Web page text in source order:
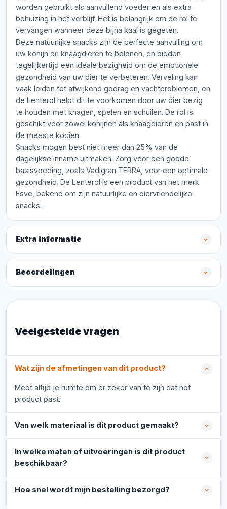
worden gebruikt als aanvullend voeder en als extra
behuizing in het verblijf. Het is belangrijk om de rol te
vervangen wanneer deze bijna kaal is gegeten.
Deze natuurlijke snacks zijn de perfecte aanvulling om
uw konijn en knaagdieren te belonen, en bieden
tegelijkertijd een ideale bezigheid om de emotionele
gezondheid van uw dier te verbeteren. Verveling kan
vaak leiden tot afwijkend gedrag en vachtproblemen, en
de Lenterol helpt dit te voorkomen door uw dier bezig
te houden met knagen, spelen en schuilen. De rol is
geschikt voor zowel konijnen als knaagdieren en past in
de meeste kooien.
Snacks mogen best niet meer dan 25% van de
dagelijkse inname uitmaken. Zorg voor een goede
basisvoeding, zoals Vadigran TERRA, voor een optimale
gezondheid. De Lenterol is een product van het merk
Esve, bekend om zijn natuurlijke en diervriendelijke
snacks.
Extra informatie
Beoordelingen
Veelgestelde vragen
Wat zijn de afmetingen van dit product?
Meet altijd je ruimte om er zeker van te zijn dat het
product past.
Van welk materiaal is dit product gemaakt?
In welke maten of uitvoeringen is dit product
beschikbaar?
Hoe snel wordt mijn bestelling bezorgd?